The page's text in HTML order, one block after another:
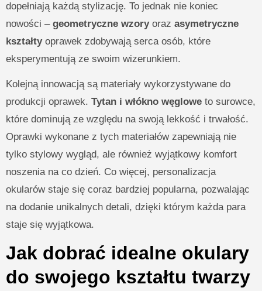
dopełniają każdą stylizację. To jednak nie koniec
nowości – geometryczne wzoryoraz asymetryczne
kształtyoprawek zdobywają serca osób, które
eksperymentują ze swoim wizerunkiem.
Kolejną innowacją są materiały wykorzystywane do
produkcji oprawek. Tytan i włókno węgloweto surowce,
które dominują ze względu na swoją lekkość i trwałość.
Oprawki wykonane z tych materiałów zapewniają nie
tylko stylowy wygląd, ale również wyjątkowy komfort
noszenia na co dzień. Co więcej, personalizacja
okularów staje się coraz bardziej popularna, pozwalając
na dodanie unikalnych detali, dzięki którym każda para
staje się wyjątkowa.
Jak dobrać idealne okulary
do swojego kształtu twarzy